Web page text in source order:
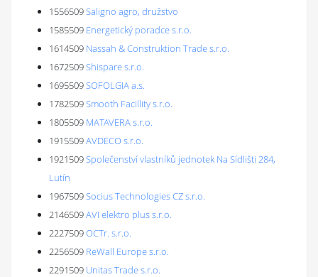
1556509Saligno agro, družstvo
1585509 Energetický poradce s.r.o.
1614509 Nassah & Construktion Trade s.r.o.
1672509Shispare s.r.o.
1695509SOFOLGIA a.s.
1782509Smooth Facillity s.r.o.
1805509 MATAVERA s.r.o.
1915509AVDECO s.r.o.
1921509Společenství vlastníků jednotek Na Sídlišti 284,
Lutín
1967509Socius Technologies CZ s.r.o.
2146509AVI elektro plus s.r.o.
2227509OCTr. s.r.o.
2256509 ReWall Europe s.r.o.
2291509 Unitas Trade s.r.o.